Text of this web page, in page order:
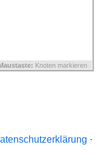
Knoten markieren
·